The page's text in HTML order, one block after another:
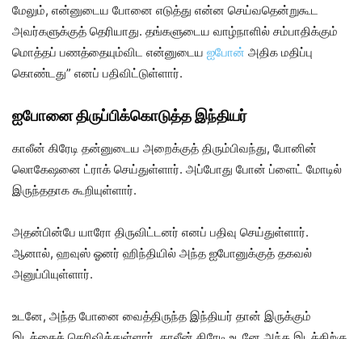
மேலும், என்னுடைய போனை எடுத்து என்ன செய்வதென்றுகூட
அவர்களுக்குத் தெரியாது. தங்களுடைய வாழ்நாளில் சம்பாதிக்கும்
மொத்தப் பணத்தையும்விட என்னுடைய ஐபோன் அதிக மதிப்பு
கொண்டது” எனப் பதிவிட்டுள்ளார்.
ஐபோனை திருப்பிக்கொடுத்த இந்தியர்
காலீன் கிரேடி தன்னுடைய அறைக்குத் திரும்பிவந்து, போனின்
லொகேஷனை ட்ராக் செய்துள்ளார். அப்போது போன் ப்ளைட் மோடில்
இருந்ததாக கூறியுள்ளார்.
அதன்பின்பே யாரோ திருவிட்டனர் எனப் பதிவு செய்துள்ளார்.
ஆனால், ஹவுஸ் ஓனர் ஹிந்தியில் அந்த ஐபோனுக்குத் தகவல்
அனுப்பியுள்ளார்.
உடனே, அந்த போனை வைத்திருந்த இந்தியர் தான் இருக்கும்